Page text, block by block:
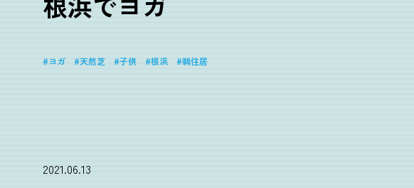
ヨガ 天然芝 子供 根浜 鵜住居
2021.06.13